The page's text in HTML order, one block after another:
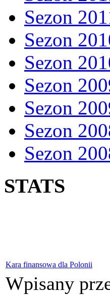
Sezon
Sezon
Sezon
Sezon
Sezon
Sezon
Sezon
STATS
Kara finansowa dla Polonii
Wpisany